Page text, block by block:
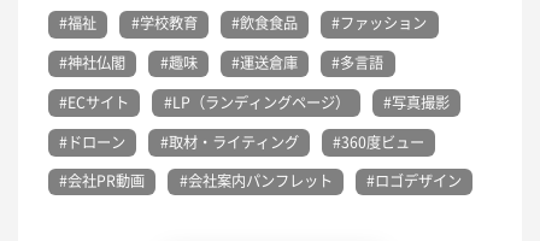
#福祉
#学校教育 #飲食食品
#ファッション
#神社仏閣
#趣味 #運送倉庫
#多言語
#ECサイト
#LP（ランディングページ）
#写真撮影
#ドローン
#取材・ライティング
#360度ビュー
#会社PR動画
#会社案内パンフレット #ロゴデザイン